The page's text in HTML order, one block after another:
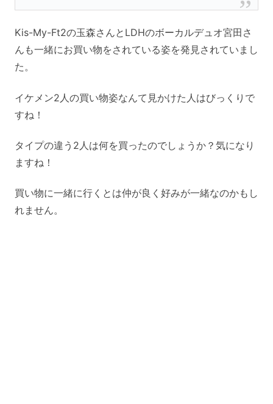
Kis-My-Ft2の玉森さんとLDHのボーカルデュオ宮田さ
んも一緒にお買い物をされている姿を発見されていまし
た。
イケメン2人の買い物姿なんて見かけた人はびっくりで
すね！
タイプの違う2人は何を買ったのでしょうか？気になり
ますね！
買い物に一緒に行くとは仲が良く好みが一緒なのかもし
れません。